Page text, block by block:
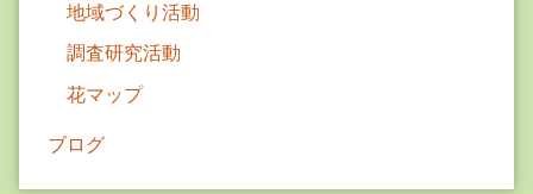
地域づくり活動
調査研究活動
花マップ
ブログ